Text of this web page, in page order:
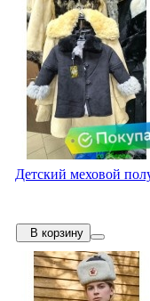
Детский меховой
В корзину